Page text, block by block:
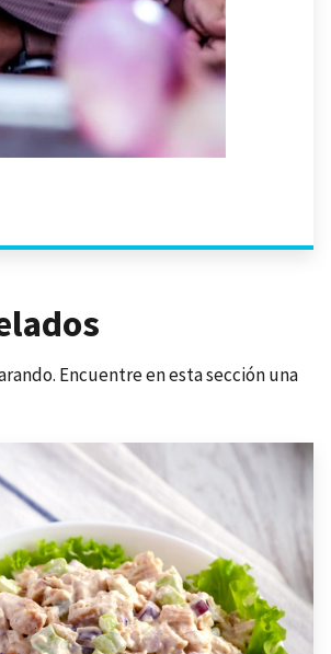
Encuentre en esta sección una